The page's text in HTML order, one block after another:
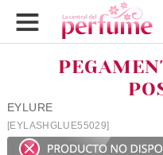
EYLURE
[EYLASHGLUE55029]